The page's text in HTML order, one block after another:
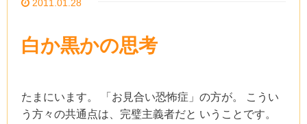
2011.01.28
白か黒かの思考
たまにいます。 「お見合い恐怖症」の方が。 こうい
う方々の共通点は、完璧主義者だと いうことです。